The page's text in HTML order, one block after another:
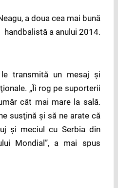
a doua cea mai bună
handbalistă a anului 2014.
transmită un mesaj şi
„Îi rog pe suporterii
cât mai mare la sală.
susţină şi să ne arate că
şi meciul cu Serbia din
Mondial”, a mai spus